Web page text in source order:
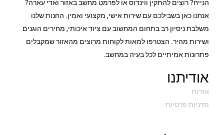
הנייח? רוצים להתקין ווינדוס או לפרמט מחשב באזור ואדי עארה?
אנחנו כאן בשבילכם עם שירות אישי, מקצועי ואמין. החנות שלנו
משלבת ניסיון רב בתחום המחשוב עם ציוד איכותי, מחירים הוגנים
ושירות מהיר. הצטרפו למאות לקוחות מרוצים מהאזור שמקבלים
פתרונות אמיתיים לכל בעיה במחשב.
אודיתנו
אודות
מדניות פרטיות